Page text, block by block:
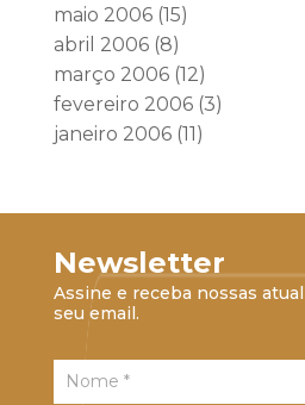
maio 2006(15)
abril 2006(8)
março 2006(12)
fevereiro 2006(3)
janeiro 2006(11)
Newsletter
Assine e receba nossas
seu email.